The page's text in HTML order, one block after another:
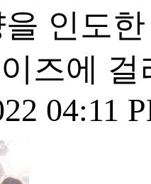
인도
즈에
04:11